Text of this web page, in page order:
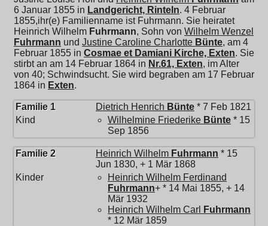
6 Januar 1855 in Landgericht, Rinteln. 4 Februar
1855,ihr(e) Familienname ist Fuhrmann. Sie heiratet
Heinrich Wilhelm Fuhrmann, Sohn von Wilhelm Wenzel
Fuhrmann und Justine Caroline Charlotte Bünte, am 4
Februar 1855 in Cosmae et Damiani Kirche, Exten. Sie
stirbt an am 14 Februar 1864 in Nr.61, Exten, im Alter
von 40; Schwindsucht. Sie wird begraben am 17 Februar
1864 in Exten.
Familie 1 Dietrich Henrich Bünte * 7 Feb 1821
Kind
Wilhelmine Friederike Bünte * 15
Sep 1856
Familie 2 Heinrich Wilhelm Fuhrmann * 15
Jun 1830, + 1 Mär 1868
Kinder
Heinrich Wilhelm Ferdinand
Fuhrmann+ * 14 Mai 1855, + 14
Mär 1932
Heinrich Wilhelm Carl
Fuhrmann
* 12 Mär 1859